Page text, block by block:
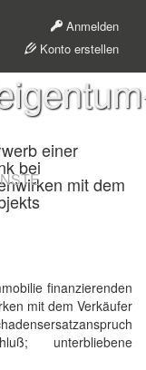
Anmelden
Konto erstellen
einer
bei
mit dem
finanzierenden
mit dem Verkäufer
unterbliebene